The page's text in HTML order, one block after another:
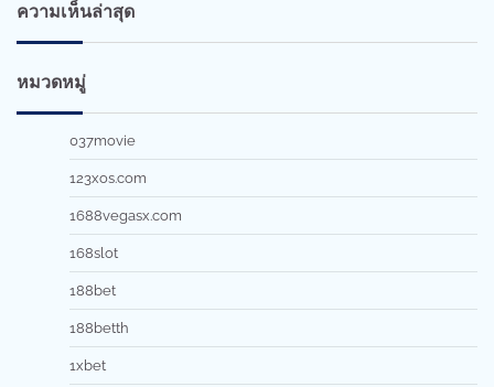
ความเห็นล่าสุด
หมวดหมู่
037movie
123xos.com
1688vegasx.com
168slot
188bet
188betth
1xbet